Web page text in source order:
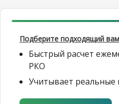
Подберите подходящий
Быстрый расчет
РКО
Учитывает реальные